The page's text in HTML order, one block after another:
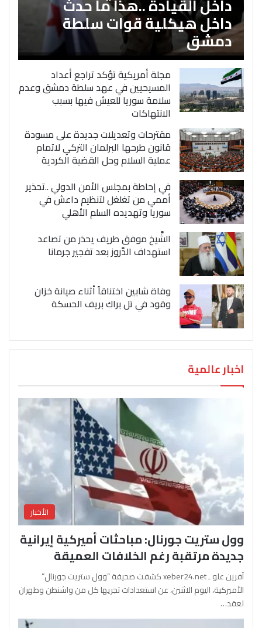
داخل هيكلية قوات سلطة
دمشق
مجلة أمريكية تؤكد تراجع أعداد
المسيحيين في عهد سلطة دمشق وعدم
سلامة سوريا للعيش فيها بسبب
الانتهاكات
مقترحات وتعديلات جديدة على مسودة
قانون طرحها البرلمان التركي لاتمام
عملية السلام وحل القضية الكردية
في إحاطة بمجلس الأمن الدولي ..تحذير
أممي من تغلغل لتنظيم داعش في
سوريا وتهديده السلم الأهلي
الشَّيخ موفق طريف يحذر من تصاعد
استهداف الدَّروز بعد تفجير جرمانا
وفاة شابين اختناقاً أثناء صيانة خزان
وقود في تل براك بريف الحسكة
اخبار عالمية
الأخبار
وول ستريت جورنال: مباحثات أميركية إيرانية
جديدة مرتقبة رغم الخلافات العميقة
آفرين علو ـ xeber24.net كشفت صحيفة “وول ستريت جورنال”
الأميركية، اليوم الاثنين، عن استعدادات تجريها كل من واشنطن وطهران
لعقد…